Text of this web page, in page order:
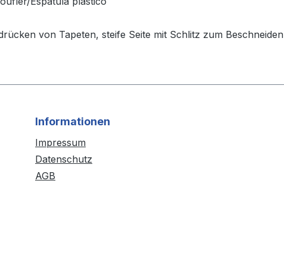
von Tapeten, steife Seite mit Schlitz zum Beschneiden
Informationen
Impressum
Datenschutz
AGB